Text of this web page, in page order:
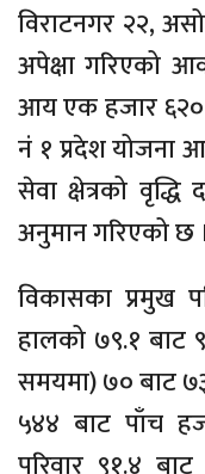
विराटनगर २२,
अपेक्षा गरिएको
आय एक हजार ६२०
नं १ प्रदेश योजना
सेवा क्षेत्रको
अनुमान गरिएको छ ।
विकासका प्रमुख
हालको ७९.१ बाट
समयमा) ७० बाट
५४४ बाट पाँच